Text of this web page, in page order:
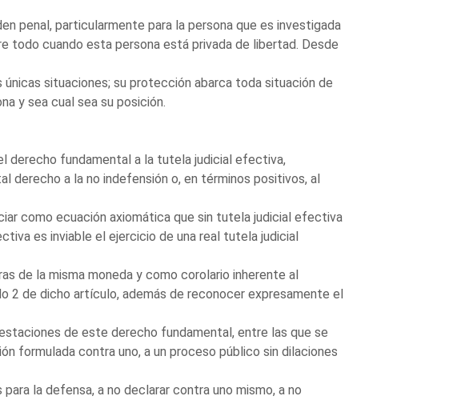
penal, particularmente para la persona que es investigada
todo cuando esta persona está privada de libertad. Desde
situaciones; su protección abarca toda situación de
y sea cual sea su posición.
derecho fundamental a la tutela judicial efectiva,
derecho a la no indefensión o, en términos positivos, al
como ecuación axiomática que sin tutela judicial efectiva
es inviable el ejercicio de una real tutela judicial
de la misma moneda y como corolario inherente al
2 de dicho artículo, además de reconocer expresamente el
de este derecho fundamental, entre las que se
formulada contra uno, a un proceso público sin dilaciones
la defensa, a no declarar contra uno mismo, a no